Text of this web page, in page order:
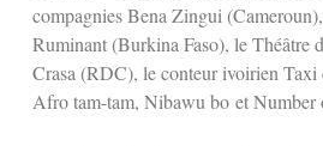
compagnies Bena Zingui
Ruminant (Burkina Faso), le Théâtre
Crasa (RDC), le conteur ivoirien Taxi
Afro tam-tam, Nibawu bo et Number